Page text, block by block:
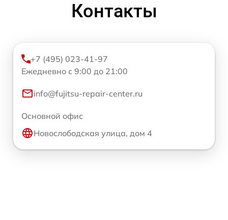
Контакты
+7 (495) 023-41-97
Ежедневно с 9:00 до 21:00
info@fujitsu-repair-center.ru
Основной офис
Новослободская улица, дом 4